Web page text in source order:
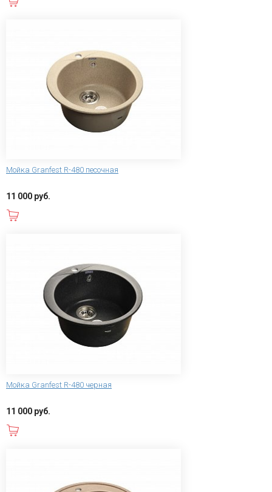
Мойка Granfest R-480 песочная
11 000 руб.
Мойка Granfest R-480 черная
11 000 руб.